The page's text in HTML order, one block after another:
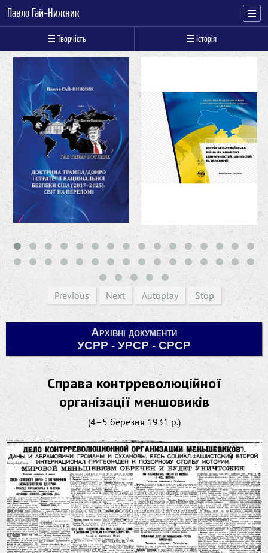
Павло Гай-Нижник
☰ Творчість ☰ Історія
Previous Next Autoplay Stop
Архівні документи
УСРР - УРСР - СРСР
Справа контрреволюційної
організації меншовиків
(4–5 березня 1931 р.)